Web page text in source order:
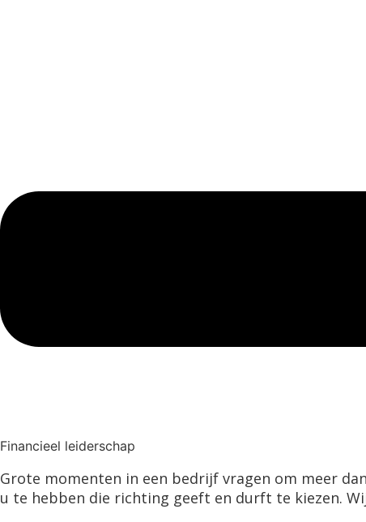
Financieel leiderschap
Grote momenten in een bedrijf vragen om meer
u te hebben die richting geeft en durft te kiezen.